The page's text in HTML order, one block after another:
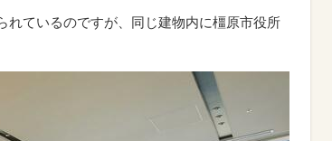
れているのですが、同じ建物内に橿原市役所